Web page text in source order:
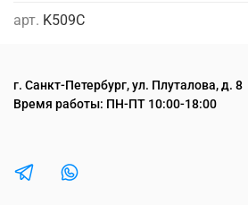
арт. K509C
г. Санкт-Петербург, ул. Плуталова, д. 8
Время работы: ПН-ПТ 10:00-18:00